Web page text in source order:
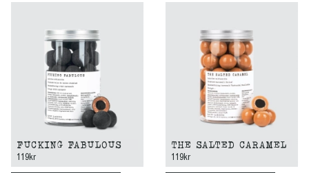
FUCKING FABULOUS
119kr
THE SALTED CARAMEL
119kr